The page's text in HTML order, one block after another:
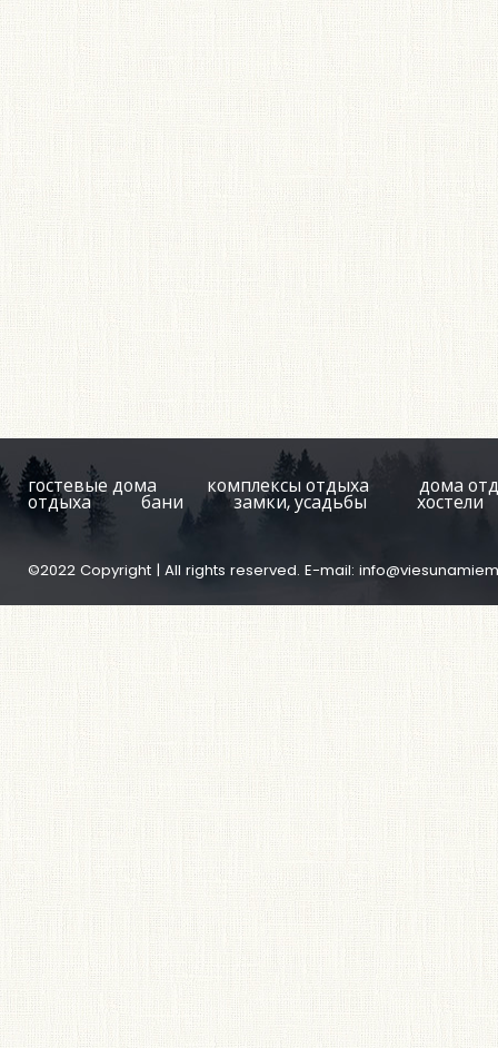
гостевые дома комплексы отдыха дома
отдыха бани замки, усадьбы хостели
©2022 Copyright | All rights reserved. E-mail: